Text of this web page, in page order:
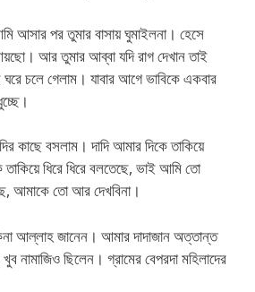
আসার পর তুমার বাসায় ঘুমাইলনা। হেসে
আর তুমার আব্বা যদি রাগ দেখান তাই
চলে গেলাম। যাবার আগে ভাবিকে একবার
কাছে বসলাম। দাদি আমার দিকে তাকিয়ে
ধিরে ধিরে বলতেছে, ভাই আমি তো
আমাকে তো আর দেখবিনা।
আল্লাহ জানেন। আমার দাদাজান অত্তান্ত
নামাজিও ছিলেন। গ্রামের বেপরদা মহিলাদের